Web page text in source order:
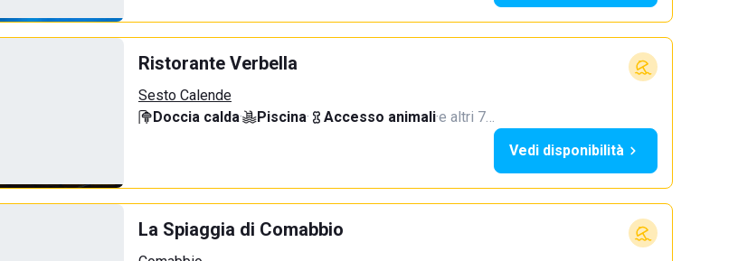
Ristorante Verbella
Sesto Calende
Doccia calda· Piscina· Accesso animali·e altri 7…
Vedi disponibilità
La Spiaggia di Comabbio